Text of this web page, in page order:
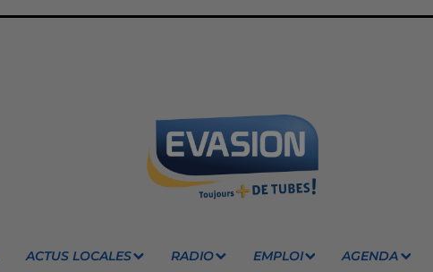
ACTUS LOCALES RADIO EMPLOI AGENDA